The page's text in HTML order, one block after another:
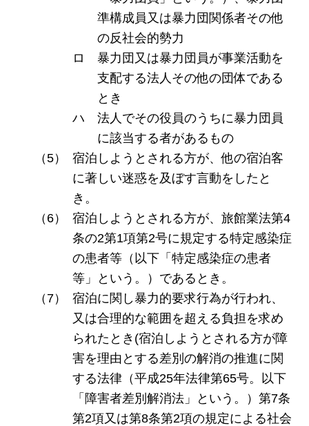
準構成員又は暴力団関係者その他
の反社会的勢力
暴力団又は暴力団員が事業活動を
支配する法人その他の団体である
とき
法人でその役員のうちに暴力団員
に該当する者があるもの
宿泊しようとされる方が、他の宿泊客
に著しい迷惑を及ぼす言動をしたと
き。
宿泊しようとされる方が、旅館業法第4
条の2第1項第2号に規定する特定感染症
の患者等（以下「特定感染症の患者
等」という。）であるとき。
宿泊に関し暴力的要求行為が行われ、
又は合理的な範囲を超える負担を求め
られたとき(宿泊しようとされる方が障
害を理由とする差別の解消の推進に関
する法律（平成25年法律第65号。以下
「障害者差別解消法」という。）第7条
第2項又は第8条第2項の規定による社会